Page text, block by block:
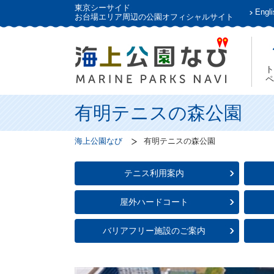
東京シーサイド
お台場エリア周辺の公園オフィシャルサイト
有明テニスの森公園
海上公園なび 有明テニスの森公園
テニス利用案内
屋外ハードコート
バリアフリー施設のご案内